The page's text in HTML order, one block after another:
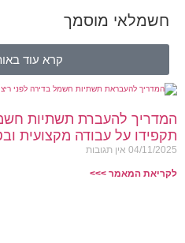
חשמלאי מוסמך
קרא עוד
המדריך להעברת תשתיות
תקפידו על עבודה מקצועית
04/11/2025 אין תגובות
לקריאת המאמר >>>